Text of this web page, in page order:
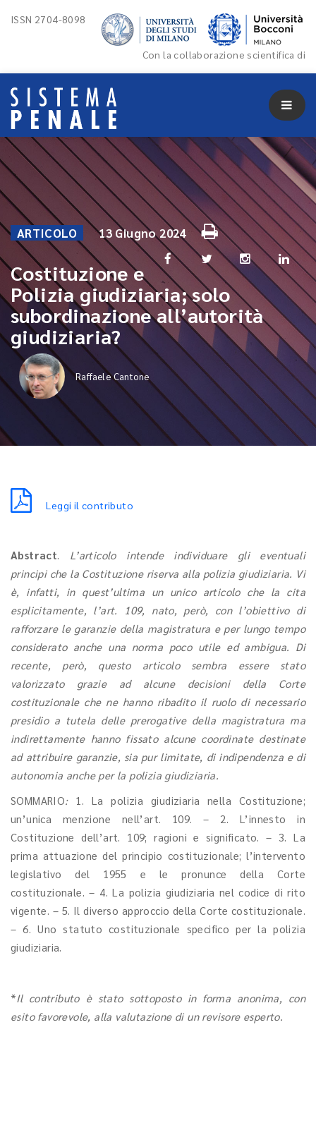
ISSN 2704-8098
Con la collaborazione scientifica di
ARTICOLO 13 Giugno 2024
Costituzione e
Polizia giudiziaria; solo
subordinazione all’autorità
giudiziaria?
Raffaele Cantone
Leggi il contributo
Abstract. L’articolo intende individuare gli eventuali
principi che la Costituzione riserva alla polizia giudiziaria. Vi
è, infatti, in quest’ultima un unico articolo che la cita
esplicitamente, l’art. 109, nato, però, con l’obiettivo di
rafforzare le garanzie della magistratura e per lungo tempo
considerato anche una norma poco utile ed ambigua. Di
recente, però, questo articolo sembra essere stato
valorizzato grazie ad alcune decisioni della Corte
costituzionale che ne hanno ribadito il ruolo di necessario
presidio a tutela delle prerogative della magistratura ma
indirettamente hanno fissato alcune coordinate destinate
ad attribuire garanzie, sia pur limitate, di indipendenza e di
autonomia anche per la polizia giudiziaria.
SOMMARIO: 1. La polizia giudiziaria nella Costituzione;
un’unica menzione nell’art. 109. – 2. L’innesto in
Costituzione dell’art. 109; ragioni e significato. – 3. La
prima attuazione del principio costituzionale; l’intervento
legislativo del 1955 e le pronunce della Corte
costituzionale. – 4. La polizia giudiziaria nel codice di rito
vigente. – 5. Il diverso approccio della Corte costituzionale.
– 6. Uno statuto costituzionale specifico per la polizia
giudiziaria.
*Il contributo è stato sottoposto in forma anonima, con
esito favorevole, alla valutazione di un revisore esperto.